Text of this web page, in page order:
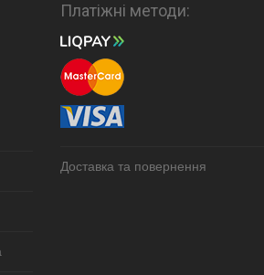
Платіжні методи:
Доставка та повернення